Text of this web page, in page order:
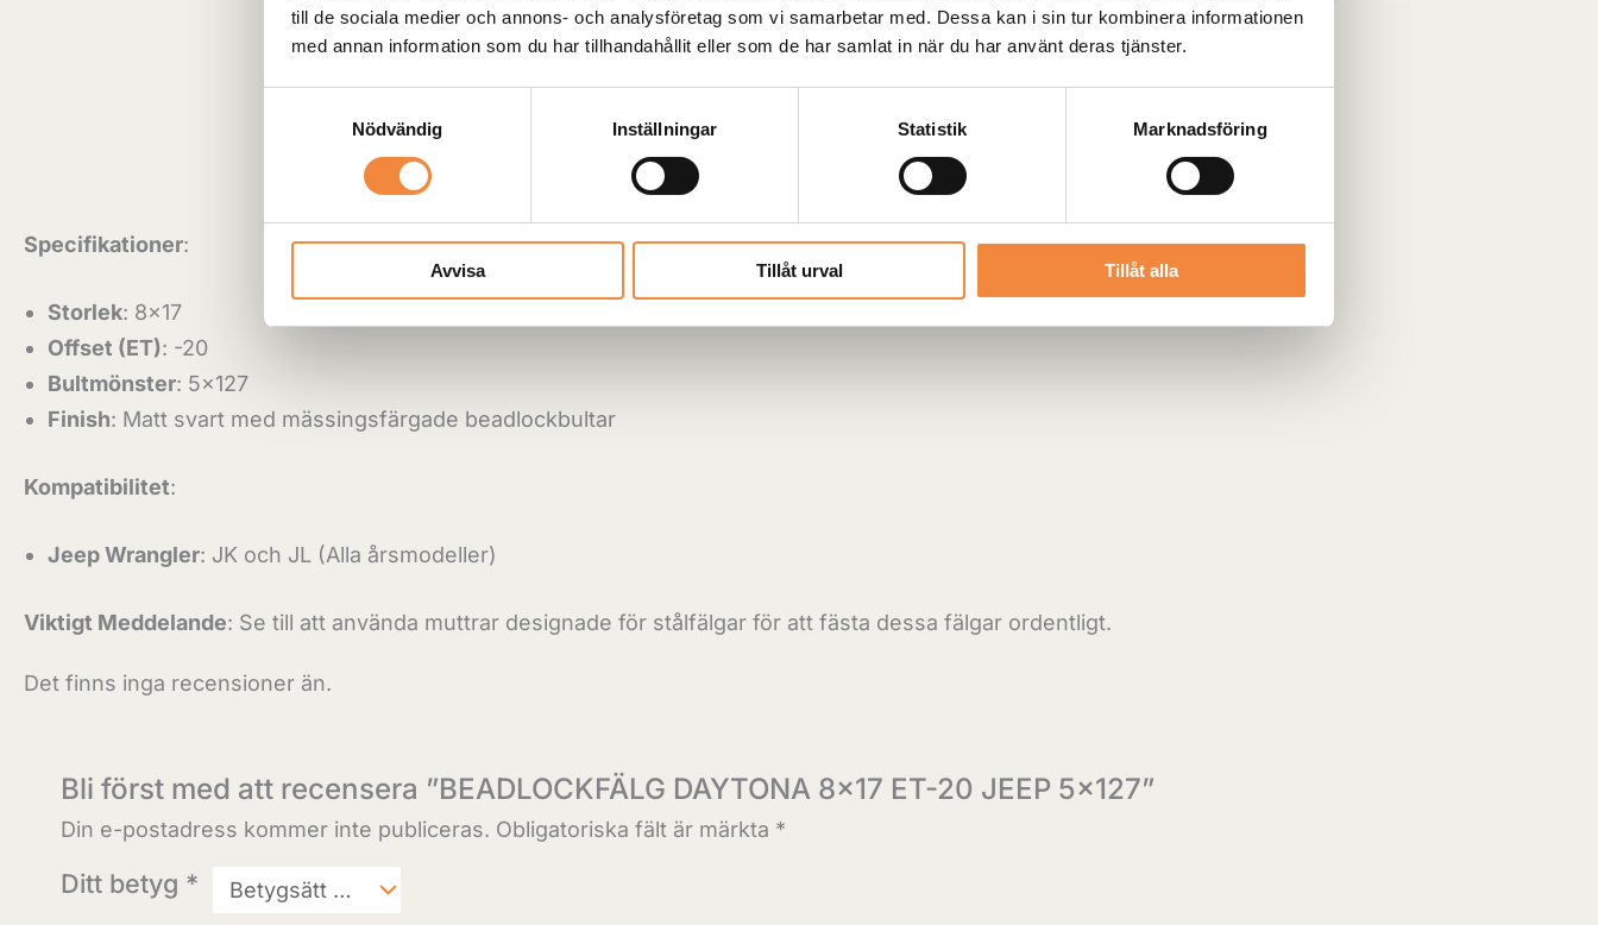
till de sociala medier och annons- och analysföretag som vi samarbetar med. Dessa kan i sin tur kombinera informationen
med annan information som du har tillhandahållit eller som de har samlat in när du har använt deras tjänster.
Nödvändig
Inställningar Statistik Marknadsföring
Avvisa Tillåt urval Tillåt alla
Specifikationer:
Storlek: 8×17
Offset (ET): -20
Bultmönster: 5×127
Finish: Matt svart med mässingsfärgade beadlockbultar
Kompatibilitet:
Jeep Wrangler: JK och JL (Alla årsmodeller)
Viktigt Meddelande: Se till att använda muttrar designade för stålfälgar för att fästa dessa fälgar ordentligt.
Det finns inga recensioner än.
Bli först med att recensera ”BEADLOCKFÄLG DAYTONA 8×17 ET-20 JEEP 5×127”
Din e-postadress kommer inte publiceras. Obligatoriska fält är märkta *
Ditt betyg *